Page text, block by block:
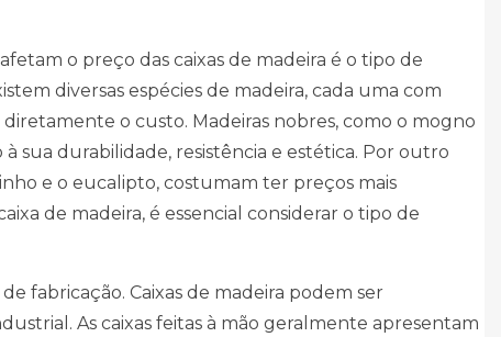
o preço das caixas de madeira é o tipo de
diversas espécies de madeira, cada uma com
o custo. Madeiras nobres, como o mogno
à sua durabilidade, resistência e estética. Por outro
e o eucalipto, costumam ter preços mais
de madeira, é essencial considerar o tipo de
fabricação. Caixas de madeira podem ser
As caixas feitas à mão geralmente apresentam